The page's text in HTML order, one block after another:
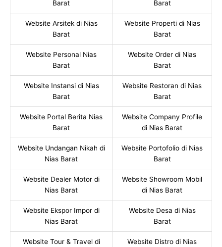
Barat
Barat
Website Arsitek di Nias
Barat
Website Properti di Nias
Barat
Website Personal Nias
Barat
Website Order di Nias
Barat
Website Instansi di Nias
Barat
Website Restoran di Nias
Barat
Website Portal Berita Nias
Barat
Website Company Profile
di Nias Barat
Website Undangan Nikah di
Nias Barat
Website Portofolio di Nias
Barat
Website Dealer Motor di
Nias Barat
Website Showroom Mobil
di Nias Barat
Website Ekspor Impor di
Nias Barat
Website Desa di Nias
Barat
Website Tour & Travel di Website Distro di Nias